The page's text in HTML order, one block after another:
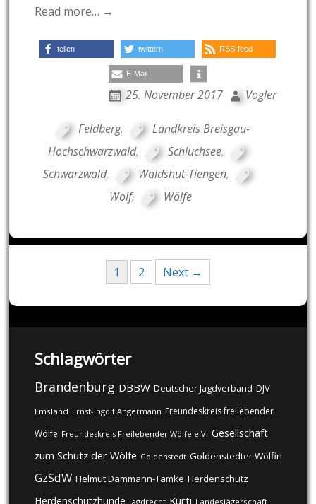
Read more… →
teilen twittern RSS-feed
E-Mail
25. November 2017 Vogler
Feldberg,
Landkreis Breisgau-
Hochschwarzwald, Schluchsee,
Schwarzwald, Waldshut-Tiengen,
Wolf, Wölfe
navigation
1 2 Next →
Schlagwörter
Brandenburg DBBW Deutscher Jagdverband DJV
Emsland Ernst-Ingolf Angermann Freundeskreis freilebender
Wölfe Freundeskreis Freilebender Wölfe e.V. Gesellschaft
zum Schutz der Wölfe Goldenstedt Goldenstedter Wölfin
GzSdW Helmut Dammann-Tamke Herdenschutz
Herdenschutzhunde Jagdrecht Kurti Landesjägerschaft